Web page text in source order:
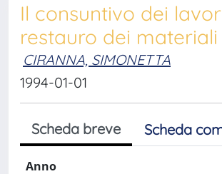
Il consuntivo dei
restauro dei
CIRANNA, SIMONETTA
1994-01-01
Scheda breve Scheda
Anno